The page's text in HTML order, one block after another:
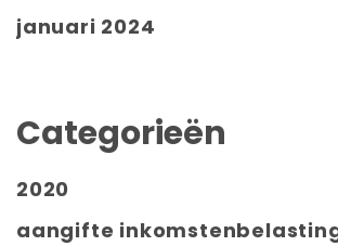
januari 2024
Categorieën
2020
aangifte